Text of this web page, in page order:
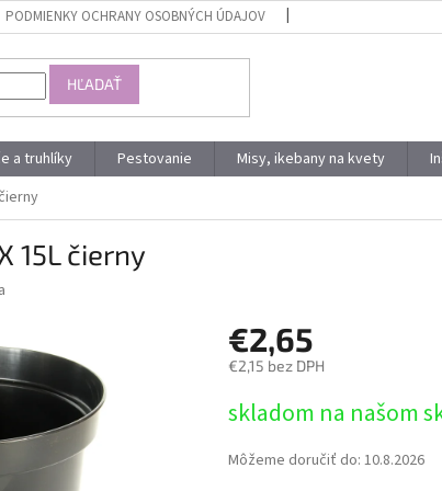
PODMIENKY OCHRANY OSOBNÝCH ÚDAJOV
HĽADAŤ
a truhlíky Pestovanie Misy, ikebany na kvety
15L čierny
€2,65
€2,15 bez DPH
cena:
skladom na našom
Môžeme doručiť do: 10.8.2026